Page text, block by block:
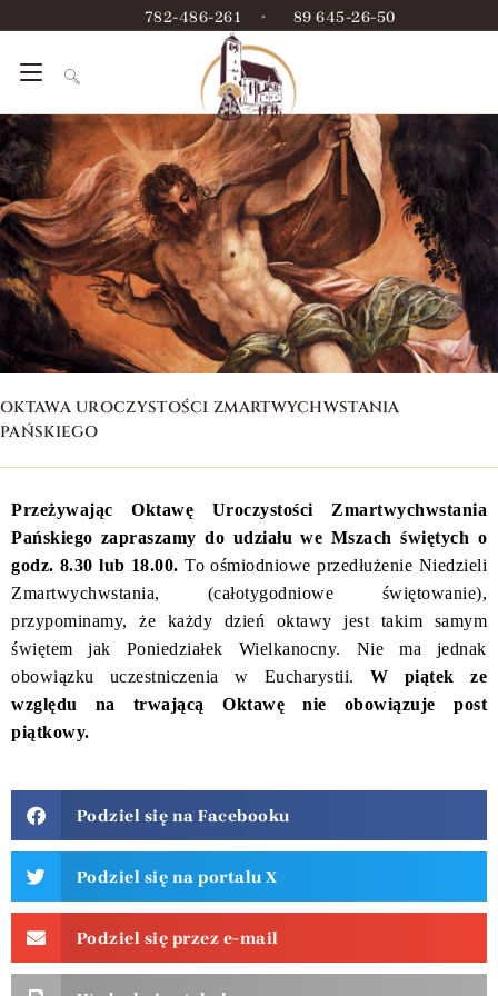
782-486-261 • 89 645-26-50
OKTAWA UROCZYSTOŚCI ZMARTWYCHWSTANIA
PAŃSKIEGO
Przeżywając Oktawę Uroczystości Zmartwychwstania
Pańskiego zapraszamy do udziału we Mszach świętych o
godz. 8.30 lub 18.00. To ośmiodniowe przedłużenie Niedzieli
Zmartwychwstania, (całotygodniowe świętowanie),
przypominamy, że każdy dzień oktawy jest takim samym
świętem jak Poniedziałek Wielkanocny. Nie ma jednak
obowiązku uczestniczenia w Eucharystii. W piątek ze
względu na trwającą Oktawę nie obowiązuje post
piątkowy.
Podziel się na Facebooku
Podziel się na portalu X
Podziel się przez e-mail